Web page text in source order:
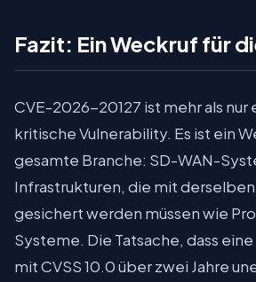
Fazit: Ein Weckruf für
CVE-2026-20127 ist mehr als
kritische Vulnerability. Es ist ein
gesamte Branche: SD-WAN-
Infrastrukturen, die mit
gesichert werden müssen wie
Systeme. Die Tatsache, dass
mit CVSS 10.0 über zwei Jahre